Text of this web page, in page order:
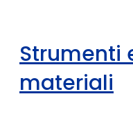
Strumenti
materiali